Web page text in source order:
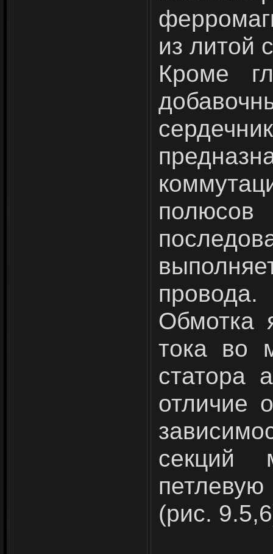
из литой
Кроме
провода.
Обмотка
тока во
статора
отличие
секций
(рис.